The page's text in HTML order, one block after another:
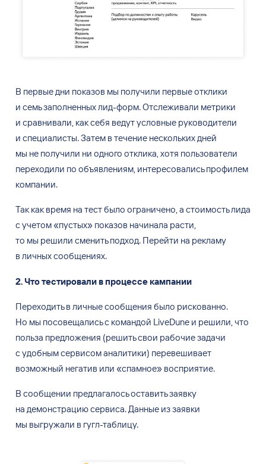
В первые дни показов мы получили первые отклики
и семь заполненных лид-форм. Отслеживали метрики
и сравнивали, как себя ведут условные руководители
и специалисты. Затем в течение нескольких дней
мы не получили ни одного отклика, хотя пользователи
переходили по объявлениям, интересовались профилем
компании.
Так как время на тест было ограничено, а стоимость лида
сучетом «пустых» показов начинала расти,
то мы решили сменить подход. Перейти на рекламу
в личных сообщениях.
2. Что тестировали в процессе кампании
Переходить в личные сообщения было рискованно.
Но мы посовещались с командой LiveDune и решили, что
польза предложения (решить свои рабочие задачи
судобным сервисом аналитики) перевешивает
возможный негатив или «спамное» восприятие.
В сообщении предлагалось оставить заявку
на демонстрацию сервиса. Данные иззаявки
мы выгружали в гугл-таблицу.